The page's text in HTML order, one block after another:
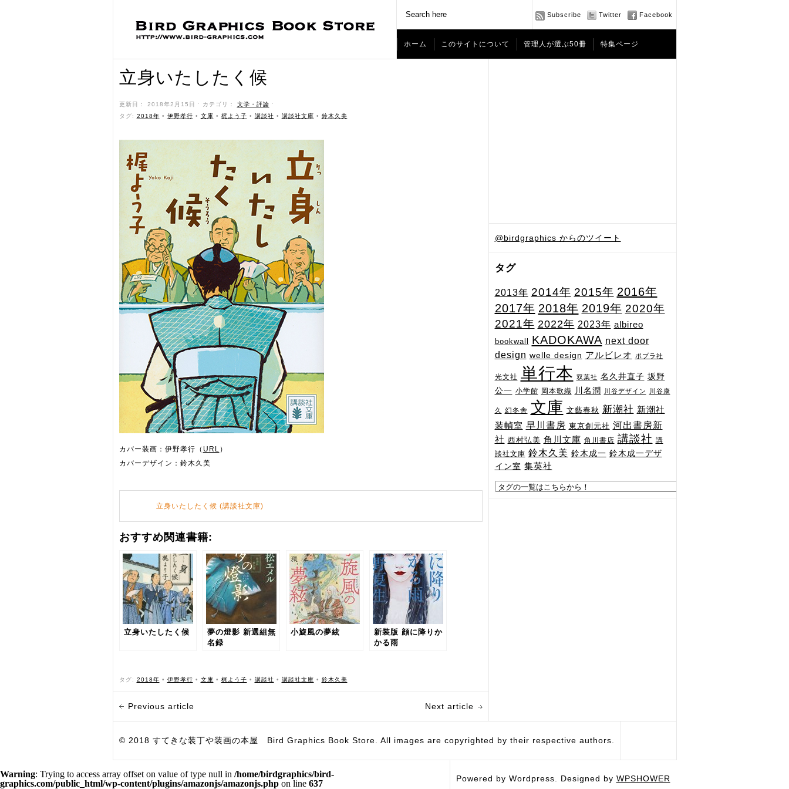
Subscribe Twitter Facebook
ホーム このサイトについて 管理人が選ぶ50冊 特集ページ
@birdgraphics からのツイート
タグ
2013年 2014年 2015年 2016年
2017年 2018年 2019年 2020年
2021年 2022年 2023年 albireo
bookwall KADOKAWA next door
design welle design アルビレオ ポプラ社
光文社 単行本 双葉社 名久井直子 坂野
公一 小学館 岡本歌織 川名潤 川谷デザイン 川谷康
久 幻冬舎 文庫 文藝春秋 新潮社 新潮社
装幀室 早川書房 東京創元社 河出書房新
社 西村弘美 角川文庫 角川書店 講談社 講
談社文庫 鈴木久美 鈴木成一 鈴木成一デザ
イン室 集英社
立身いたしたく候
更新日： 2018年2月15日 ˑ カテゴリ： 文学・評論 ˑ
タグ: 2018年 • 伊野孝行 • 文庫 • 梶よう子 • 講談社 • 講談社文庫 • 鈴木久美
カバー装画：伊野孝行（ URL ）
カバーデザイン：鈴木久美
立身いたしたく候 (講談社文庫)
おすすめ関連書籍:
立身いたしたく候
夢の燈影 新選組無
名録
小旋風の夢絃
新装版 顔に降りか
かる雨
タグ: 2018年 • 伊野孝行 • 文庫 • 梶よう子 • 講談社 • 講談社文庫 • 鈴木久美
Previous article Next article
© 2018 すてきな装丁や装画の本屋 Bird Graphics Book Store. All images are copyrighted by their respective authors.
Powered by Wordpress. Designed by WPSHOWER
Warning: Trying to access array offset on value of type null in /home/birdgraphics/bird-
graphics.com/public_html/wp-content/plugins/amazonjs/amazonjs.php on line 637